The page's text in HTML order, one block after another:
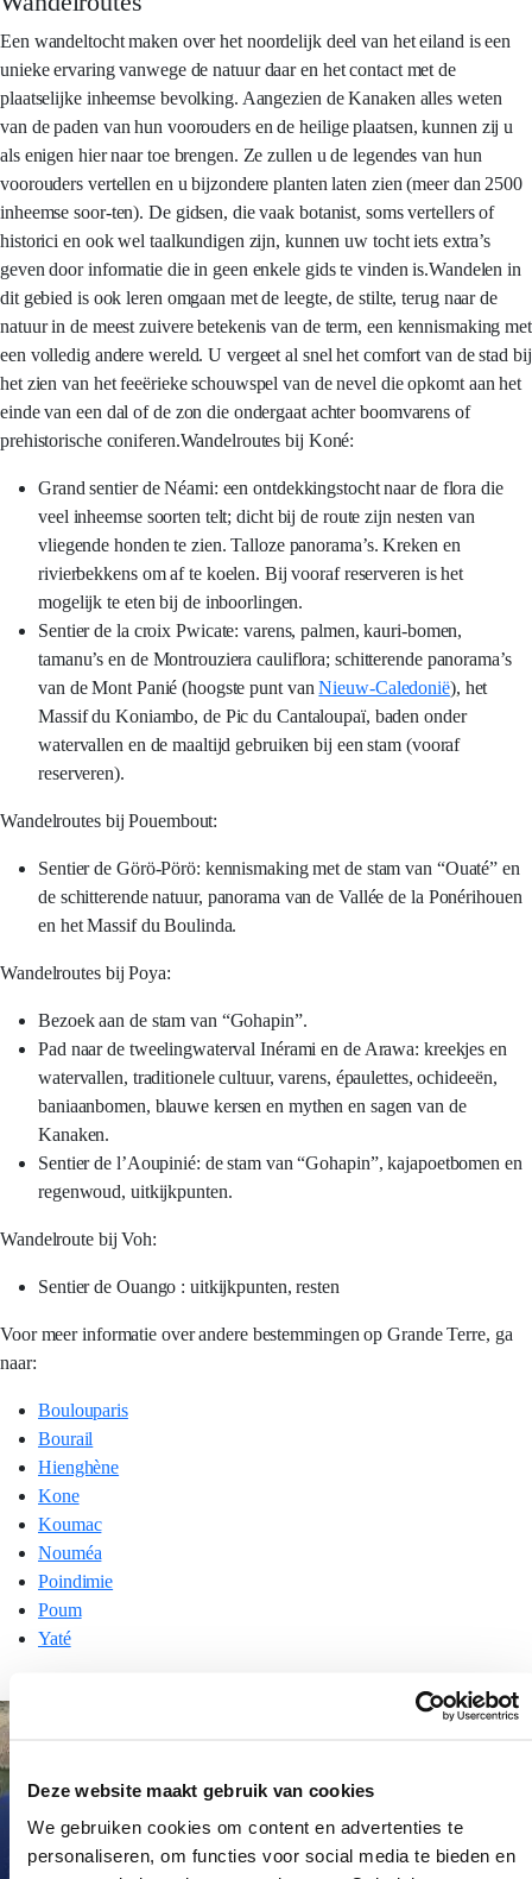
Deze website maakt gebruik van cookies
We gebruiken cookies om content en advertenties te
personaliseren, om functies voor social media te bieden en
Een wandeltocht maken over het noordelijk deel van het eiland is een
unieke ervaring vanwege de natuur daar en het contact met de
plaatselijke inheemse bevolking. Aangezien de Kanaken alles weten
van de paden van hun voorouders en de heilige plaatsen, kunnen zij u
als enigen hier naar toe brengen. Ze zullen u de legendes van hun
voorouders vertellen en u bijzondere planten laten zien (meer dan 2500
inheemse soor-ten). De gidsen, die vaak botanist, soms vertellers of
historici en ook wel taalkundigen zijn, kunnen uw tocht iets extra’s
geven door informatie die in geen enkele gids te vinden is.Wandelen in
dit gebied is ook leren omgaan met de leegte, de stilte, terug naar de
natuur in de meest zuivere betekenis van de term, een kennismaking met
een volledig andere wereld. U vergeet al snel het comfort van de stad bij
het zien van het feeërieke schouwspel van de nevel die opkomt aan het
einde van een dal of de zon die ondergaat achter boomvarens of
prehistorische coniferen.Wandelroutes bij Koné:
Grand sentier de Néami: een ontdekkingstocht naar de flora die
veel inheemse soorten telt; dicht bij de route zijn nesten van
vliegende honden te zien. Talloze panorama’s. Kreken en
rivierbekkens om af te koelen. Bij vooraf reserveren is het
mogelijk te eten bij de inboorlingen.
Sentier de la croix Pwicate: varens, palmen, kauri-bomen,
tamanu’s en de Montrouziera cauliflora; schitterende panorama’s
van de Mont Panié (hoogste punt vanNieuw-Caledonië), het
Massif du Koniambo, de Pic du Cantaloupaï, baden onder
watervallen en de maaltijd gebruiken bij een stam (vooraf
reserveren).
Wandelroutes bij Pouembout:
Sentier de Görö-Pörö: kennismaking met de stam van “Ouaté” en
de schitterende natuur, panorama van de Vallée de la Ponérihouen
en het Massif du Boulinda.
Wandelroutes bij Poya:
Bezoek aan de stam van “Gohapin”.
Pad naar de tweelingwaterval Inérami en de Arawa: kreekjes en
watervallen, traditionele cultuur, varens, épaulettes, ochideeën,
baniaanbomen, blauwe kersen en mythen en sagen van de
Kanaken.
Sentier de l’Aoupinié: de stam van “Gohapin”, kajapoetbomen en
regenwoud, uitkijkpunten.
Wandelroute bij Voh:
Sentier de Ouango : uitkijkpunten, resten
Voor meer informatie over andere bestemmingen op Grande Terre, ga
naar:
Boulouparis
Bourail
Hienghène
Kone
Koumac
Nouméa
Poindimie
Poum
Yaté